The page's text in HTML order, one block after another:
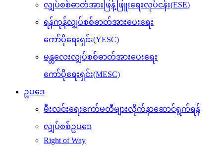
လျှပ်စစ်ဓာတ်အားဖြန့်ဖြူးရေးလုပ်ငန်း(ESE)
ရန်ကုန်လျှပ်စစ်ဓာတ်အားပေးရေး
ကော်ပိုရေးရှင်း(YESC)
မန္တလေးလျှပ်စစ်ဓာတ်အားပေးရေး
ကော်ပိုရေးရှင်း(MESC)
ဥပဒေ
မီးလင်းရေးကော်မတီများလိုက်နာဆောင်ရွက်ရန်
လျှပ်စစ်ဥပဒေ
Right of Way